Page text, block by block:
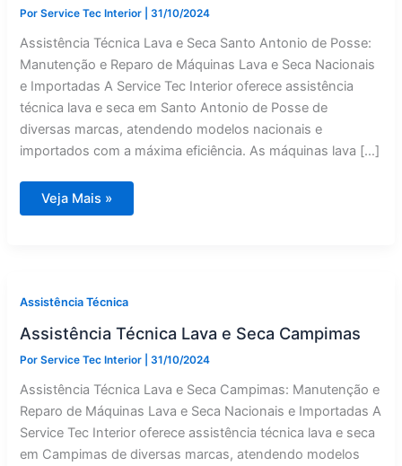
PorService Tec Interior |31/10/2024
Assistência Técnica Lava e Seca Santo Antonio de Posse:
Manutenção e Reparo de Máquinas Lava e Seca Nacionais
e Importadas A Service Tec Interior oferece assistência
técnica lava e seca em Santo Antonio de Posse de
diversas marcas, atendendo modelos nacionais e
importados com a máxima eficiência. As máquinas lava […]
Assistência
Técnica
Posse
Veja Mais »
Assistência Técnica
Assistência Técnica Lava e Seca Campimas
PorService Tec Interior |31/10/2024
Assistência Técnica Lava e Seca Campimas: Manutenção e
Reparo de Máquinas Lava e Seca Nacionais e Importadas A
Service Tec Interior oferece assistência técnica lava e seca
em Campimas de diversas marcas, atendendo modelos